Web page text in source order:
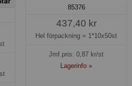
85376
437,40 kr
Hel förpackning = 1*10x50st
Jmf.pris: 0,87 kr/st
Lagerinfo »